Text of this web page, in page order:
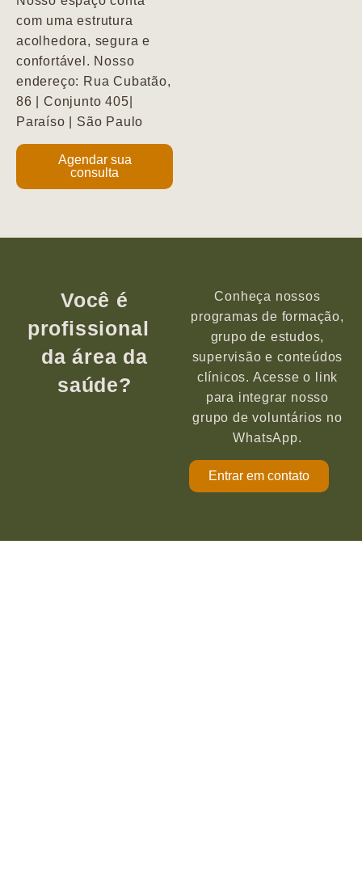
com uma estrutura
acolhedora, segura e
confortável. Nosso
endereço: Rua Cubatão,
86 | Conjunto 405|
Paraíso | São Paulo
Agendar sua
consulta
Você é
profissional
da área da
saúde?
Conheça nossos
programas de formação,
grupo de estudos,
supervisão e conteúdos
clínicos. Acesse o link
para integrar nosso
grupo de voluntários no
WhatsApp.
Entrar em contato